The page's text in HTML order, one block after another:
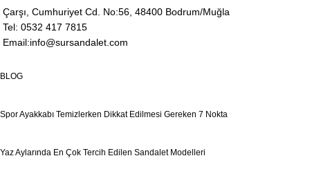
Çarşı, Cumhuriyet Cd. No:56, 48400 Bodrum/Muğla
Tel: 0532 417 7815
Email:info@sursandalet.com
BLOG
Spor Ayakkabı Temizlerken Dikkat Edilmesi Gereken 7 Nokta
Yaz Aylarında En Çok Tercih Edilen Sandalet Modelleri